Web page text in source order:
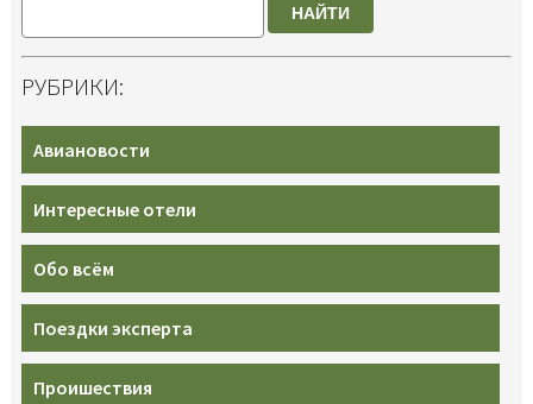
НАЙТИ
РУБРИКИ:
Авиановости
Интересные отели
Обо всём
Поездки эксперта
Проишествия